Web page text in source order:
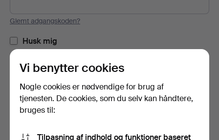
Glemt adgangskoden?
Husk mig
Log ind
eller log ind via Facebook her
Vi benytter cookies
Nogle cookies er nødvendige for brug af
tjenesten. De cookies, som du selv kan håndtere,
bruges til:
Tilpasning af indhold og funktioner baseret